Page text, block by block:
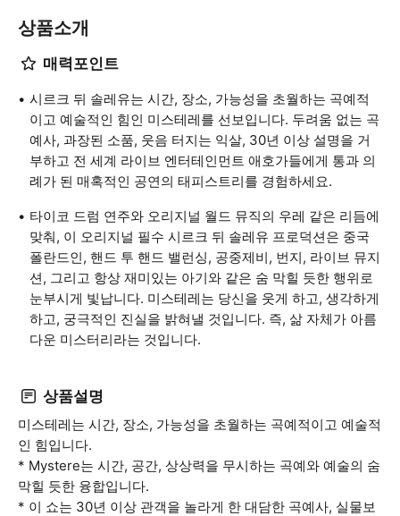
상품소개
매력포인트
시르크 뒤 솔레유는 시간, 장소, 가능성을 초월하는 곡예적
이고 예술적인 힘인 미스테레를 선보입니다. 두려움 없는 곡
예사, 과장된 소품, 웃음 터지는 익살, 30년 이상 설명을 거
부하고 전 세계 라이브 엔터테인먼트 애호가들에게 통과 의
례가 된 매혹적인 공연의 태피스트리를 경험하세요.
타이코 드럼 연주와 오리지널 월드 뮤직의 우레 같은 리듬에
맞춰, 이 오리지널 필수 시르크 뒤 솔레유 프로덕션은 중국
폴란드인, 핸드 투 핸드 밸런싱, 공중제비, 번지, 라이브 뮤지
션, 그리고 항상 재미있는 아기와 같은 숨 막힐 듯한 행위로
눈부시게 빛납니다. 미스테레는 당신을 웃게 하고, 생각하게
하고, 궁극적인 진실을 밝혀낼 것입니다. 즉, 삶 자체가 아름
다운 미스터리라는 것입니다.
상품설명
미스테레는 시간, 장소, 가능성을 초월하는 곡예적이고 예술적
인 힘입니다.
* Mystere는 시간, 공간, 상상력을 무시하는 곡예와 예술의 숨
막힐 듯한 융합입니다.
* 이 쇼는 30년 이상 관객을 놀라게 한 대담한 곡예사, 실물보